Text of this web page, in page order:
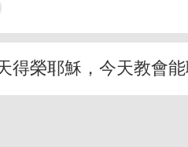
得榮耶穌，今天教會